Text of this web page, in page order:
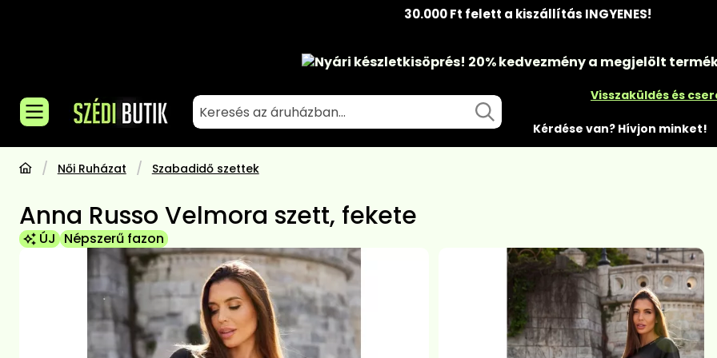
30.000 Ft felett a kiszállítás INGYENES!
Nyári készletkisöprés! 20% kedvezménya megjelölt
Visszaküldés és
Kérdése van? Hívjon minket!
Női Ruházat Szabadidő szettek
Anna Russo Velmora szett, fekete
ÚJ Népszerű fazon